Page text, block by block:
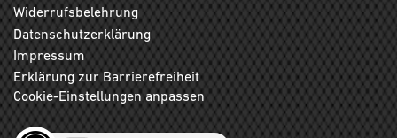
Widerrufsbelehrung
Datenschutzerklärung
Impressum
Erklärung zur Barrierefreiheit
Cookie-Einstellungen anpassen